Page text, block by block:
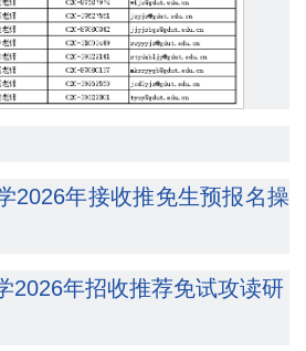
2026年接收推免生预报名操
2026年招收推荐免试攻读研